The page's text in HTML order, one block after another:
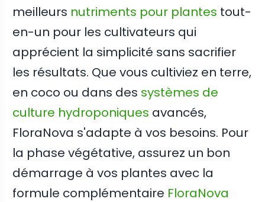
meilleurs nutriments pour plantes tout-
en-un pour les cultivateurs qui
apprécient la simplicité sans sacrifier
les résultats. Que vous cultiviez en terre,
en coco ou dans des systèmes de
culture hydroponiques avancés,
FloraNova s'adapte à vos besoins. Pour
la phase végétative, assurez un bon
démarrage à vos plantes avec la
formule complémentaire FloraNova